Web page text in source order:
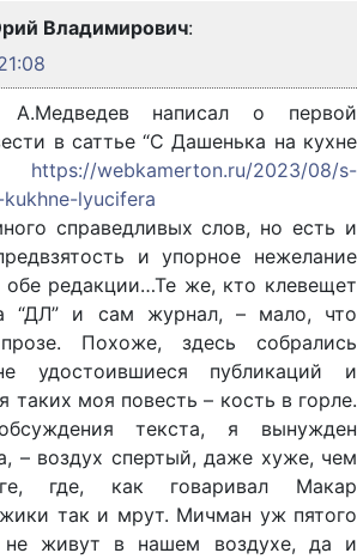
Владимирович:
А.Медведев написал о первой
в саттье “С Дашенька на кухне
https://webkamerton.ru/2023/08/s-
lyucifera
справедливых слов, но есть и
и упорное нежелание
обе редакции…Те же, кто клевещет
“ДЛ” и сам журнал, – мало, что
Похоже, здесь собрались
удостоившиеся публикаций и
моя повесть – кость в горле.
текста, я вынужден
– воздух спертый, даже хуже, чем
где, как говаривал Макар
так и мрут. Мичман уж пятого
не живут в нашем воздухе, да и